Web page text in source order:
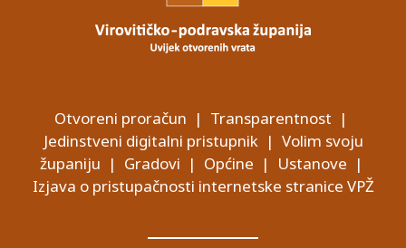
Otvoreni proračun | Transparentnost |
Jedinstveni digitalni pristupnik| Volim svoju
županiju | Gradovi | Općine | Ustanove |
Izjava o pristupačnosti internetske stranice VPŽ